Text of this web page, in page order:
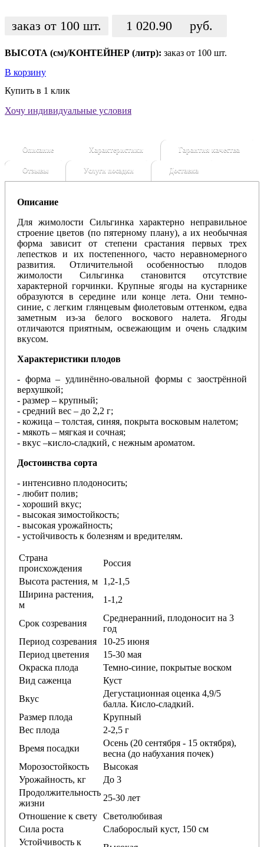
заказ от 100 шт. 1 020.90 руб.
ВЫСОТА (см)/КОНТЕЙНЕР (литр): заказ от 100 шт.
В корзину
Купить в 1 клик
Хочу индивидуальные условия
Описание Характеристики Гарантия качества
Отзывы Услуги посадки Доставка
Описание
Для жимолости Сильгинка характерно неправильное
строение цветов (по пятерному плану), а их необычная
форма зависит от степени срастания первых трех
лепестков и их постепенного, часто неравномерного
развития. Отличительной особенностью плодов
жимолости Сильгинка становится отсутствие
характерной горчинки.Крупные ягоды на кустарнике
образуются в середине или конце лета. Они темно-
синие, с легким глянцевым фиолетовым оттенком, едва
заметным из-за белого воскового налета. Ягоды
отличаются приятным, освежающим и очень сладким
вкусом.
Характеристики плодов
- форма – удлинённо-овальной формы с заострённой
верхушкой;
- размер – крупный;
- средний вес – до 2,2 г;
- кожица – толстая, синяя, покрыта восковым налетом;
- мякоть – мягкая и сочная;
- вкус –кисло-сладкий, с нежным ароматом.
Достоинства сорта
- интенсивно плодоносить;
- любит полив;
- хороший вкус;
- высокая зимостойкость;
- высокая урожайность;
- устойчивость к болезням и вредителям.
Страна
происхождения
Россия
Высота растения, м 1,2-1,5
Ширина растения,
м
1-1,2
Срок созревания
Среднеранний, плодоносит на 3
год
Период созревания
10-25 июня
Период цветения
15-30 мая
Окраска плода
Темно-синие, покрытые воском
Вид саженца
Куст
Вкус
Дегустационная оценка 4,9/5
балла. Кисло-сладкий.
Размер плода
Крупный
Вес плода
2-2,5 г
Время посадки
Осень (20 сентября - 15 октября),
весна (до набухания почек)
Морозостойкость
Высокая
Урожайность, кг
До 3
Продолжительность
жизни
25-30 лет
Отношение к свету Светолюбивая
Сила роста
Слаборослый куст, 150 см
Устойчивость к